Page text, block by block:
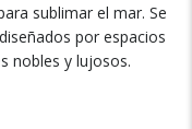
sublimar el mar. Se
por espacios
nobles y lujosos.